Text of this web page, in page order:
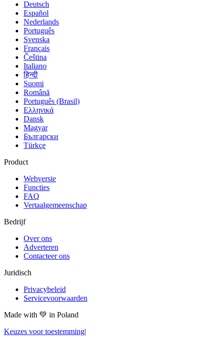
Deutsch
Español
Nederlands
Português
Svenska
Français
Čeština
Italiano
हिन्दी
Suomi
Română
Português (Brasil)
Ελληνικά
Dansk
Magyar
Български
Türkçe
Product
Webversie
Functies
FAQ
Vertaalgemeenschap
Bedrijf
Over ons
Adverteren
Contacteer ons
Juridisch
Privacybeleid
Servicevoorwaarden
Made with 💚 in Poland
Keuzes voor toestemming|